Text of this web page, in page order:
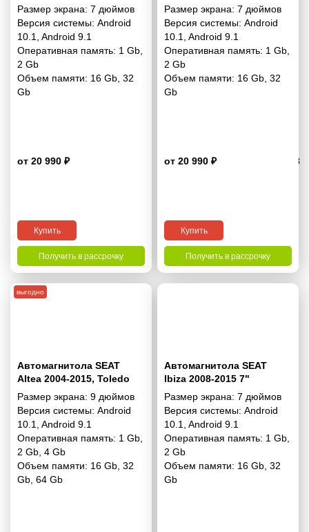
2004-2009 (Left Wheel) 7"
Размер экрана: 7 дюймов
Версия системы: Android
10.1
Android 9.1
Оперативная память: 1 Gb
2 Gb
Объем памяти: 16 Gb 32
Gb
от 20 990 ₽ 3.8
Купить
Получить в рассрочку
2004-2009 (Right Wheel)
7"
Размер экрана: 7 дюймов
Версия системы: Android
10.1
,Android 9.1
Оперативная память: 1 Gb
2 Gb
Объем памяти: 16 Gb ,32
Gb
от 20 990 ₽
Купить
Получить в рассрочку
Автомагнитола SEAT
Altea 2004-2015, Toledo
2004-2009 Левый руль 9"
Размер экрана: 9 дюймов
Версия системы: Android
10.1
Android 9.1
Оперативная память: 1 Gb
2 Gb 4 Gb
Объем памяти: 16 Gb 32
Gb 64 Gb
выгодно
Автомагнитола SEAT
Ibiza 2008-2015 7"
Размер экрана: 7 дюймов
Версия системы: Android
10.1
,Android 9.1
Оперативная память: 1 Gb
2 Gb
Объем памяти: 16 Gb ,32
Gb